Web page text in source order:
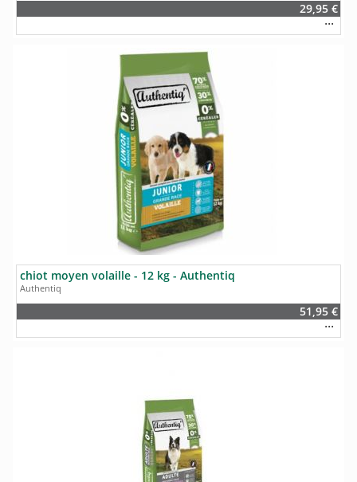
29,95 €
chiot moyen volaille - 12 kg - Authentiq
Authentiq
51,95 €